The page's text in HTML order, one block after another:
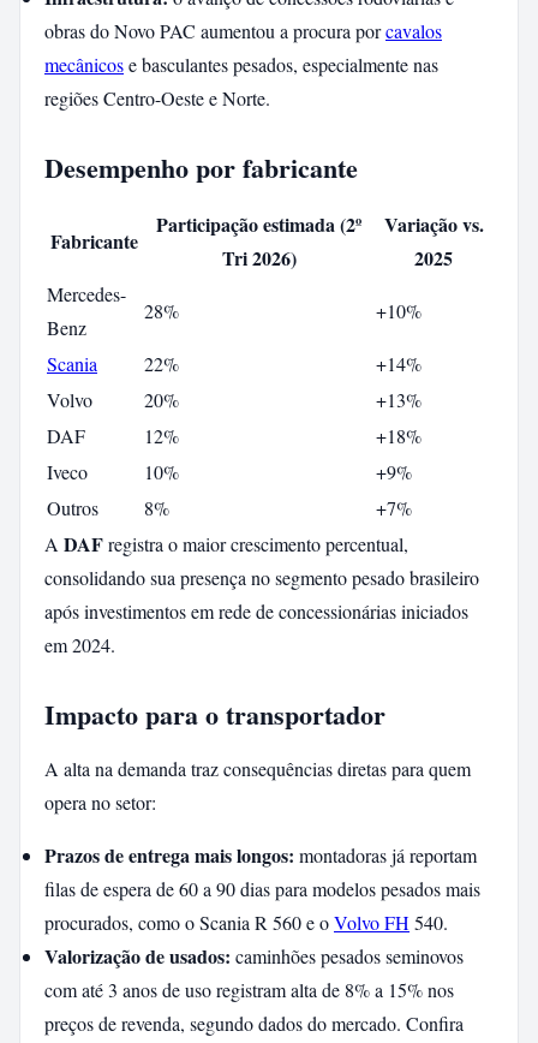
obras do Novo PAC aumentou a procura porcavalos
mecânicose basculantes pesados, especialmente nas
regiões Centro-Oeste e Norte.
Desempenho por fabricante
Fabricante
Participação estimada (2º
Tri 2026)
Variação vs.
2025
Mercedes-
Benz
28% +10%
Scania 22%
+14%
Volvo
20%
+13%
DAF
12%
+18%
Iveco
10%
+9%
Outros
8%
+7%
ADAFregistra o maior crescimento percentual,
consolidando sua presença no segmento pesado brasileiro
após investimentos em rede de concessionárias iniciados
em 2024.
Impacto para o transportador
A alta na demanda traz consequências diretas para quem
opera no setor:
Prazos de entrega mais longos: montadoras já reportam
filas de espera de 60 a 90 dias para modelos pesados mais
procurados, como o Scania R 560 e oVolvo FH 540.
Valorização de usados: caminhões pesados seminovos
com até 3 anos de uso registram alta de 8% a 15% nos
preços de revenda, segundo dados do mercado. Confira